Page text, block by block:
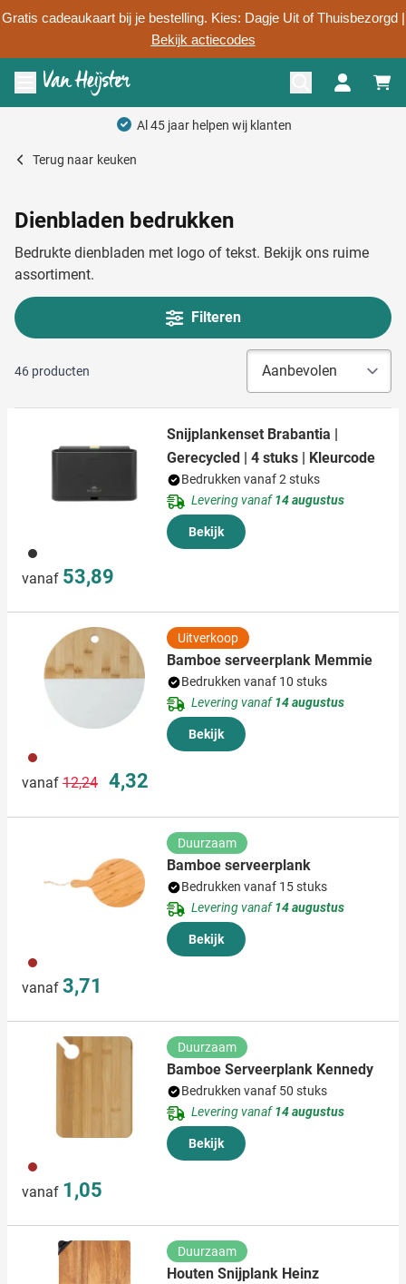
Gratis cadeaukaart bij je bestelling. Kies: Dagje Uit of Thuisbezorgd |
Bekijk actiecodes
Ga naar de inhoud
Menu openen
Persoonlijk advies
Terug naar keuken
Dienbladen bedrukken
Bedrukte dienbladen met logo of tekst. Bekijk ons ruime
assortiment.
Filteren
46 producten
491
vanaf 53,89
Snijplankenset Brabantia |
Gerecycled | 4 stuks | Kleurcode
Bedrukken vanaf 2 stuks
Levering vanaf14 augustus
Bekijk
011
vanaf Normale prijs
12,24 Speciale prijs
4,32
Uitverkoop
Bamboe serveerplank Memmie
Bedrukken vanaf 10 stuks
Levering vanaf14 augustus
Bekijk
011
vanaf 3,71
Duurzaam
Bamboe serveerplank
Bedrukken vanaf 15 stuks
Levering vanaf14 augustus
Bekijk
011
vanaf 1,05
Duurzaam
Bamboe Serveerplank Kennedy
Bedrukken vanaf 50 stuks
Levering vanaf14 augustus
Bekijk
Duurzaam
Houten Snijplank Heinz